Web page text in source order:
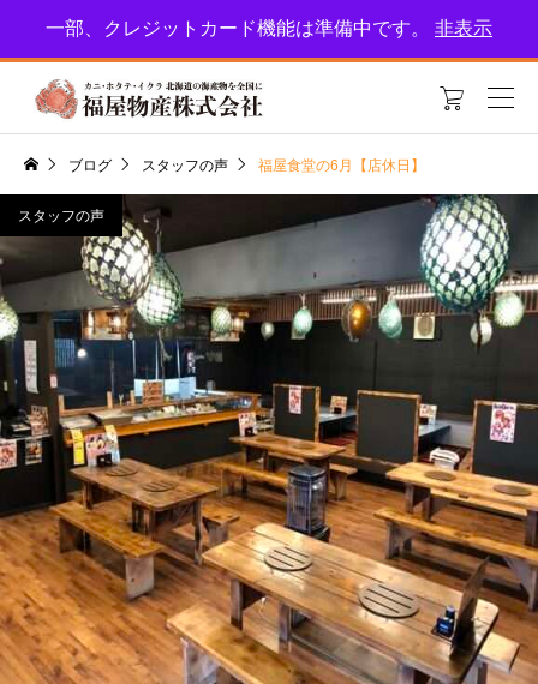
北海道恵庭市の福屋物産！新鮮な海産物をお届けします。特集をお楽しみに
🎵

ブログ スタッフの声 福屋食堂の6月【店休日】
スタッフの声
一部、クレジットカード機能は準備中です。 非表示